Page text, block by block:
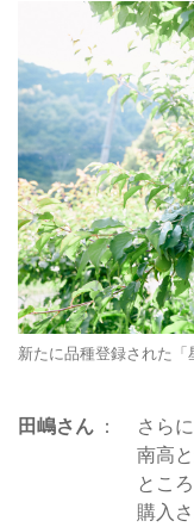
新たに品種登録された「
田嶋さん
さら
南高
とこ
購入